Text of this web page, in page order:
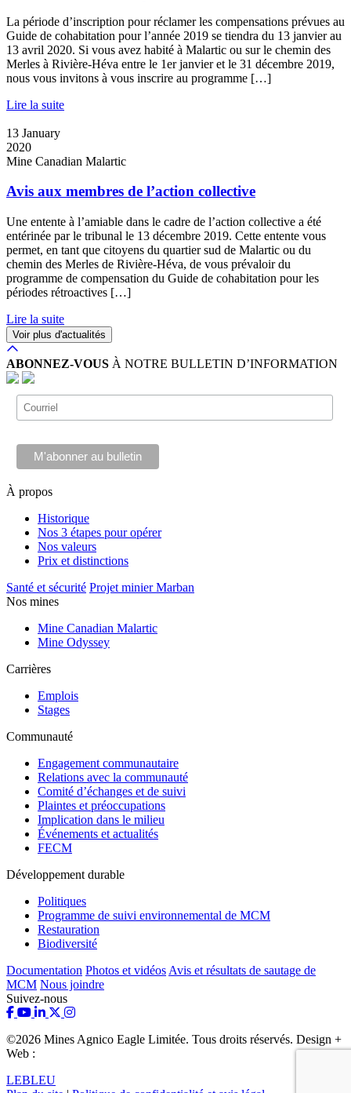
La période d’inscription pour réclamer les compensations prévues au
Guide de cohabitation pour l’année 2019 se tiendra du 13 janvier au
13 avril 2020. Si vous avez habité à Malartic ou sur le chemin des
Merles à Rivière-Héva entre le 1er janvier et le 31 décembre 2019,
nous vous invitons à vous inscrire au programme […]
Lire la suite
13 January
2020
Mine Canadian Malartic
Avis aux membres de l’action collective
Une entente à l’amiable dans le cadre de l’action collective a été
entérinée par le tribunal le 13 décembre 2019. Cette entente vous
permet, en tant que citoyens du quartier sud de Malartic ou du
chemin des Merles de Rivière-Héva, de vous prévaloir du
programme de compensation du Guide de cohabitation pour les
périodes rétroactives […]
Lire la suite
Voir plus d'actualités
ABONNEZ-VOUS À NOTRE BULLETIN D’INFORMATION
M'abonner au bulletin
À propos
Historique
Nos 3 étapes pour opérer
Nos valeurs
Prix et distinctions
Santé et sécurité Projet minier Marban
Nos mines
Mine Canadian Malartic
Mine Odyssey
Carrières
Emplois
Stages
Communauté
Engagement communautaire
Relations avec la communauté
Comité d’échanges et de suivi
Plaintes et préoccupations
Implication dans le milieu
Événements et actualités
FECM
Développement durable
Politiques
Programme de suivi environnemental de MCM
Restauration
Biodiversité
Documentation Photos et vidéos Avis et résultats de sautage de
MCM Nous joindre
Suivez-nous
©2026 Mines Agnico Eagle Limitée. Tous droits réservés. Design +
Web :
LEBLEU